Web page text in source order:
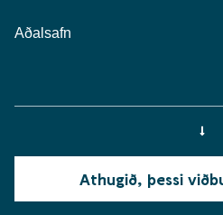
Aðalsafn
Athugið, þessi